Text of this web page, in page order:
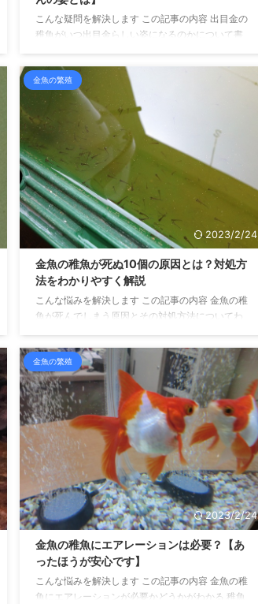
こんな疑問を解決します この記事の内容 出目金の
稚魚がいつ出目金らしい姿になるのかについて書
金、その目はいつから出るのでしょう？ 生まれた
ときからすでに目が出ているのでしょうか？ それ
とも、成長とともに目が出てくるのでしょうか？
興味深いところですよね。 結論を言うと、出目金
の稚魚は、生まれたばかりのときは普通の目をし
ています。 成長するにつれて少しずつ目が出てく
るんですね。 というわけで、今回は出目金の生ま
れたばかりの姿や、目が出る時期などについて掘
り下げてい ...
金魚の繁殖
2023/2/24
金魚の稚魚が死ぬ10個の原因とは？対処方
法をわかりやすく解説
こんな悩みを解決します この記事の内容 金魚の稚
魚が死んでしまう原因とその対処方法についてわ
と産卵！！ 卵が無事孵化して、稚魚の飼育に追わ
れている人にとって、一番つらいのは稚魚が死ん
でしまうことですよね。 稚魚はデリケートなので
「昨日まで元気だったのに、突然バタバタ死には
じめた」なんてことがあります。 死んでしまう理
由としては、次のようなことが考えられます。 金
魚の稚魚が死ぬ原因まとめ 水質に関連する問題 水
温に関連する問題 餌に関連する問題 飼育環境に関
連す ...
金魚の繁殖
2023/2/24
金魚の稚魚にエアレーションは必要？【あ
ったほうが安心です】
こんな悩みを解決します この記事の内容 金魚の稚
魚にエアレーションが必要かどうかがわかる 稚魚